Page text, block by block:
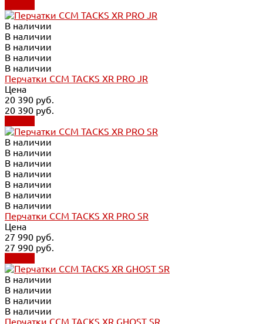
В наличии
В наличии
В наличии
В наличии
В наличии
Перчатки CCM TACKS XR PRO JR
Цена
20 390 руб.
20 390 руб.
В наличии
В наличии
В наличии
В наличии
В наличии
В наличии
В наличии
Перчатки CCM TACKS XR PRO SR
Цена
27 990 руб.
27 990 руб.
В наличии
В наличии
В наличии
В наличии
Перчатки CCM TACKS XR GHOST SR